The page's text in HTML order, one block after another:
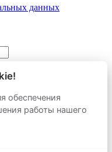
данных
данных
обеспечения
работы нашего